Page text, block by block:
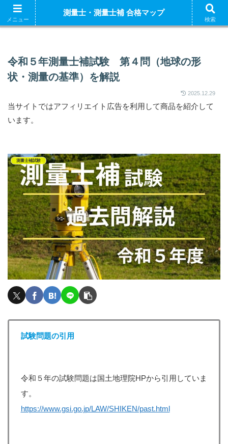
ホーム 測量
令和５年測量士補試験 第４問（地球の形
状・測量の基準）を解説
2025.12.29
当サイトではアフィリエイト広告を利用して商品を紹介して
います。
測量士補試験
試験問題の引用
令和５年の試験問題は国土地理院HPから引用していま
す。
https://www.gsi.go.jp/LAW/SHIKEN/past.html
メニュー
測量士・測量士補 合格マップ
検索